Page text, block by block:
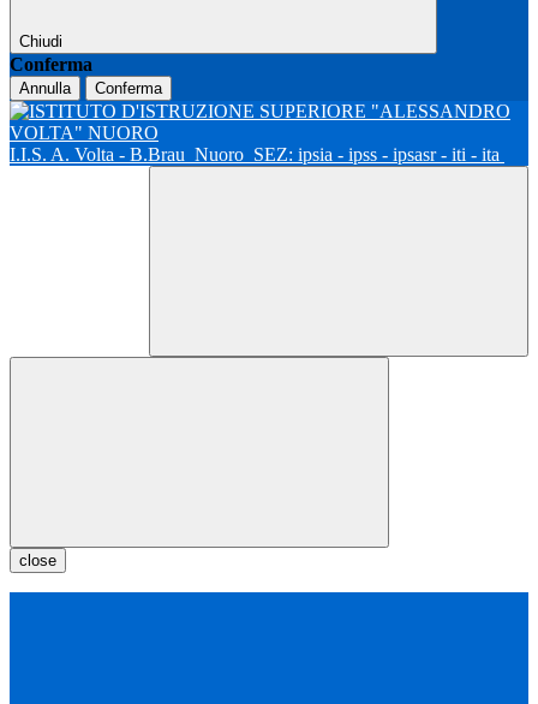
Chiudi
Conferma
Annulla Conferma
I.I.S. A. Volta - B.Brau Nuoro SEZ: ipsia - ipss - ipsasr - iti - ita
close